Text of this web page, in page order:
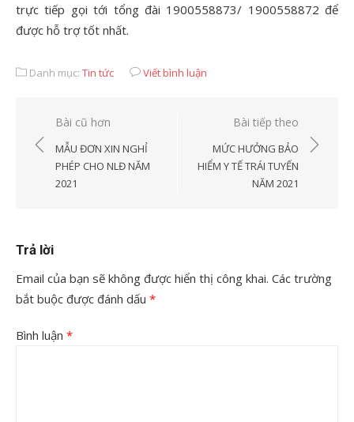
trực tiếp gọi tới tổng đài 1900558873/ 1900558872 để
được hỗ trợ tốt nhất.
Danh mục: Tin tức Viết bình luận
Điều
hướng
viết
Bài cũ hơn
MẪU ĐƠN XIN NGHỈ
PHÉP CHO NLĐ NĂM
2021
Bài tiếp theo
MỨC HƯỞNG BẢO
HIỂM Y TẾ TRÁI TUYẾN
NĂM 2021
Trả lời
Email của bạn sẽ không được hiển thị công khai. Các trường
bắt buộc được đánh dấu *
Bình luận *